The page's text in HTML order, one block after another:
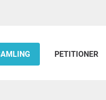
PETITIONER